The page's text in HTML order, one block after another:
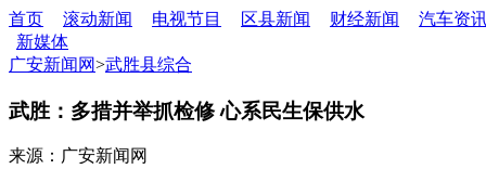
首页 滚动新闻 电视节目 区县新闻 财经新闻
汽车资
新媒体
广安新闻网>武胜县综合
武胜：多措并举抓检修 心系民生保供水
来源：广安新闻网